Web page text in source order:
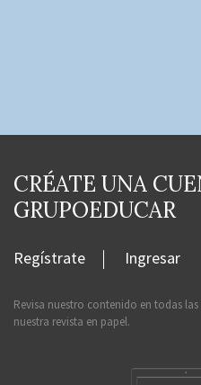
CRÉATE UNA
GRUPOEDUCAR
Regístrate Ingresar
Revisa nuestro contenido en todas
nuestra revista en papel.